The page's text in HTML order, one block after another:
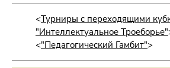
<Турниры с переходящими
"Интеллектуальное Троеборье"
<"Педагогический Гамбит">